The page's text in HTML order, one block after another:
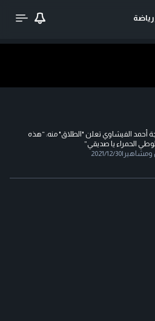
رياضة
أحمد الفيشاوي تعلن "الطلاق" منه: “هذه
الحمراء يا صديقي”
|
2021/12/30